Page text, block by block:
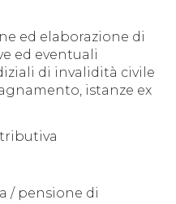
ed elaborazione di
ed eventuali
di invalidità civile
istanze ex
/ pensione di